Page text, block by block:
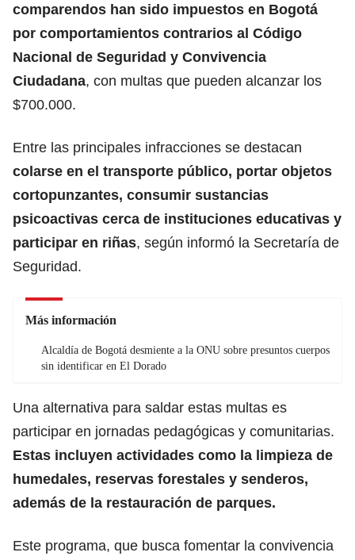
comparendos han sido impuestos en Bogotá
por comportamientos contrarios al Código
Nacional de Seguridad y Convivencia
Ciudadana, con multas que pueden alcanzar los
$700.000.
Entre las principales infracciones se destacan
colarse en el transporte público, portar objetos
cortopunzantes, consumir sustancias
psicoactivas cerca de instituciones educativas y
participar en riñas, según informó la Secretaría de
Seguridad.
Más información
Alcaldía de Bogotá desmiente a la ONU sobre presuntos cuerpos
sin identificar en El Dorado
Una alternativa para saldar estas multas es
participar en jornadas pedagógicas y comunitarias.
Estas incluyen actividades como la limpieza de
humedales, reservas forestales y senderos,
además de la restauración de parques.
Este programa, que busca fomentar la convivencia